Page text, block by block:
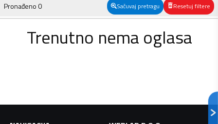
Pronađeno0 Sačuvaj pretragu Resetuj filtere
Trenutno nema oglasa